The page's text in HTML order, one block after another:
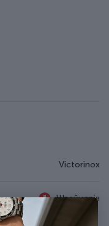
1.3713.941B1
Victorinox
Швейцарія